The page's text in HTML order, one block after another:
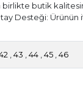
butik
Desteği:
,43 ,44 ,45 ,46